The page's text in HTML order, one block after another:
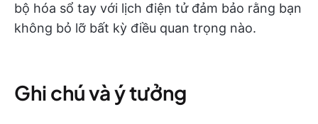
bộ hóa sổ tay với lịch điện tử đảm bảo rằng bạn
không bỏ lỡ bất kỳ điều quan trọng nào.
Ghi chú và ý tưởng